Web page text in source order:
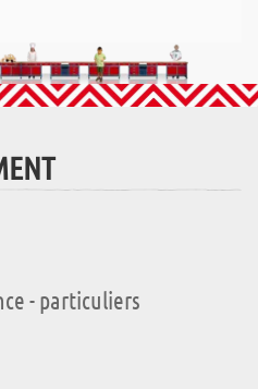
- particuliers